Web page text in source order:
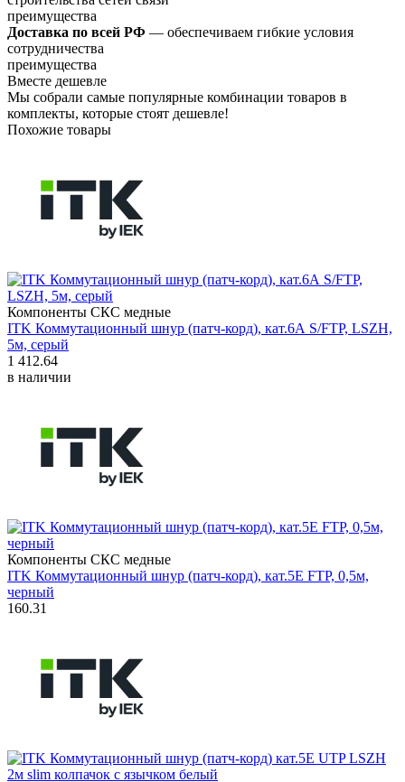
преимущества
Доставка по всей РФ — обеспечиваем гибкие условия
сотрудничества
преимущества
Вместе дешевле
Мы собрали самые популярные комбинации товаров в
комплекты, которые стоят дешевле!
Похожие товары
Компоненты СКС медные
ITK Коммутационный шнур (патч-корд), кат.6А S/FTP, LSZH,
5м, серый
1 412.64
в наличии
Компоненты СКС медные
ITK Коммутационный шнур (патч-корд), кат.5Е FTP, 0,5м,
черный
160.31